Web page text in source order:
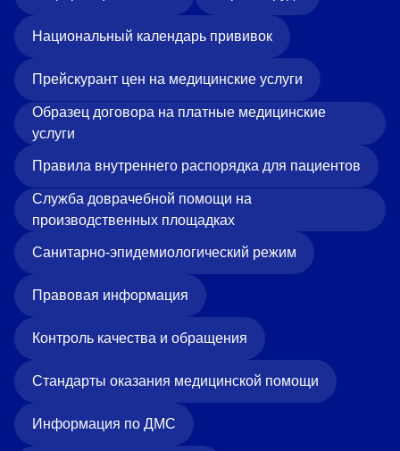
Национальный календарь прививок
Прейскурант цен на медицинские услуги
Образец договора на платные медицинские
услуги
Правила внутреннего распорядка для пациентов
Служба доврачебной помощи на
производственных площадках
Санитарно-эпидемиологический режим
Правовая информация
Контроль качества и обращения
Стандарты оказания медицинской помощи
Информация по ДМС